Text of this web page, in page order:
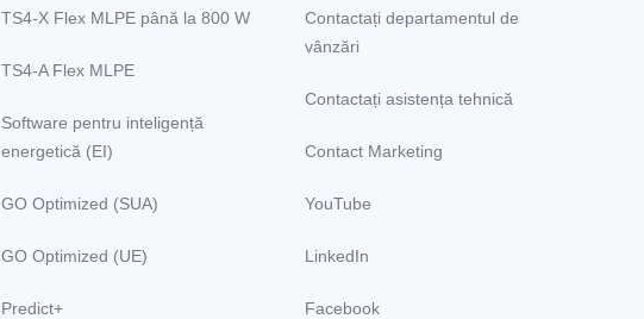
TS4-X Flex MLPE până la 800 W
TS4-A Flex MLPE
Software pentru inteligență
energetică (EI)
GO Optimized (SUA)
GO Optimized (UE)
Predict+
Contactați departamentul de
vânzări
Contactați asistența tehnică
Contact Marketing
YouTube
LinkedIn
Facebook